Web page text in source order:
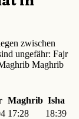
zwischen
ungefähr: Fajr
Maghrib
Maghrib Isha
17:28
18:39